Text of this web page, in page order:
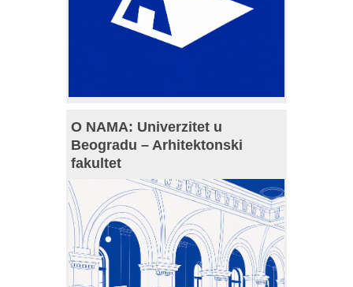
O NAMA: Univerzitet u
Beogradu – Arhitektonski
fakultet